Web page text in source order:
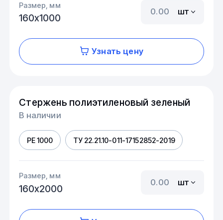
Размер, мм
160х1000
шт
Узнать цену
Стержень полиэтиленовый зеленый
В наличии
PE 1000 ТУ 22.21.10-011-17152852-2019
Размер, мм
160х2000
шт